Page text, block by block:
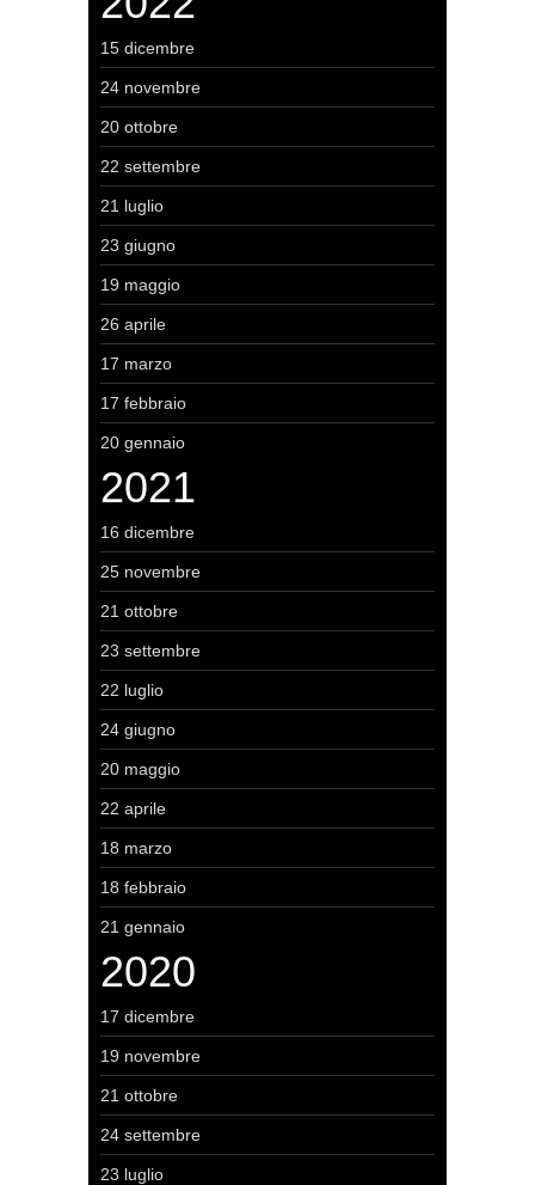
15 dicembre
24 novembre
20 ottobre
22 settembre
21 luglio
23 giugno
19 maggio
26 aprile
17 marzo
17 febbraio
20 gennaio
2021
16 dicembre
25 novembre
21 ottobre
23 settembre
22 luglio
24 giugno
20 maggio
22 aprile
18 marzo
18 febbraio
21 gennaio
2020
17 dicembre
19 novembre
21 ottobre
24 settembre
23 luglio